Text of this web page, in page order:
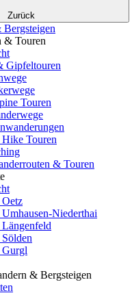
Zurück
& Touren
Gipfeltouren
Touren
Touren
& Touren
Niederthai
Gurgl
& Bergsteigen